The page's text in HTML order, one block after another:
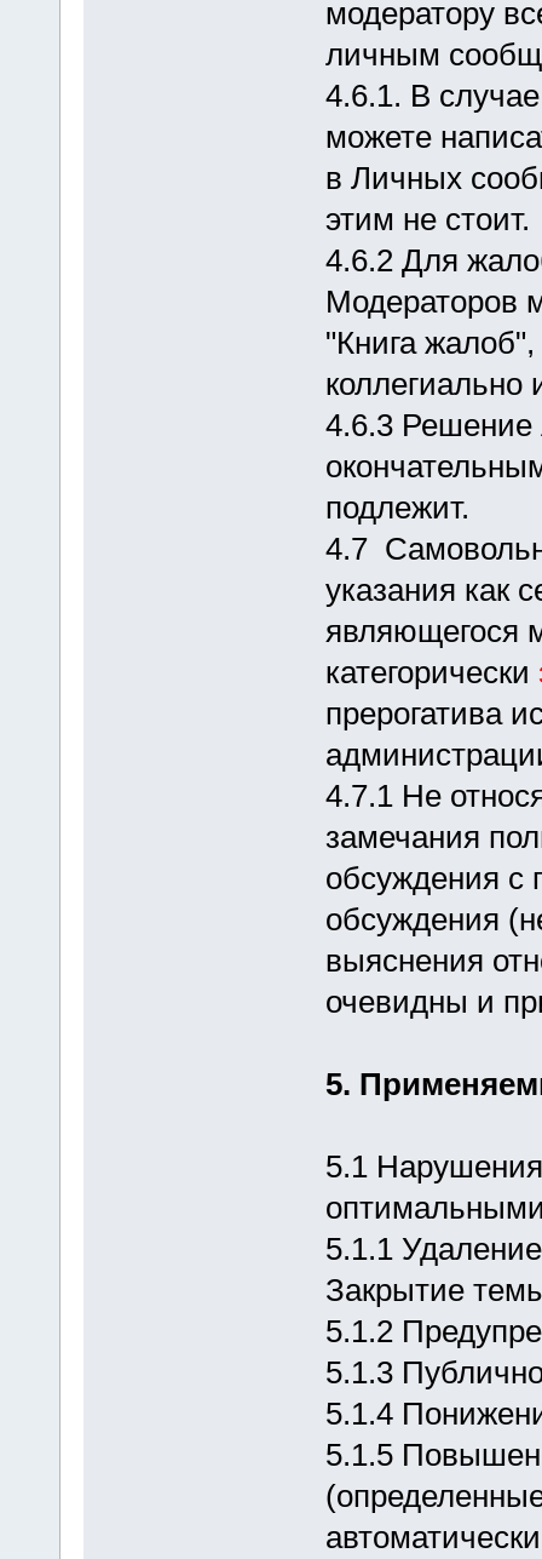
модератору
личным
4.6.1. В
можете
в Личных
этим не стоит.
4.6.2 Для
Модераторов
"Книга
коллегиально
4.6.3 Решение
подлежит.
4.7
указания как
являющегося
категорически
прерогатива
4.7.1 Не
замечания
обсуждения с
обсуждения
выяснения
очевидны и
5.
5.1
5.1.1
Закрытие
5.1.2
5.1.3
5.1.4
5.1.5